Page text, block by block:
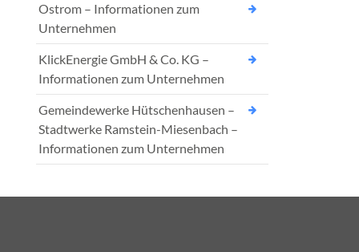
Ostrom – Informationen zum
Unternehmen
KlickEnergie GmbH & Co. KG –
Informationen zum Unternehmen
Gemeindewerke Hütschenhausen –
Stadtwerke Ramstein-Miesenbach –
Informationen zum Unternehmen